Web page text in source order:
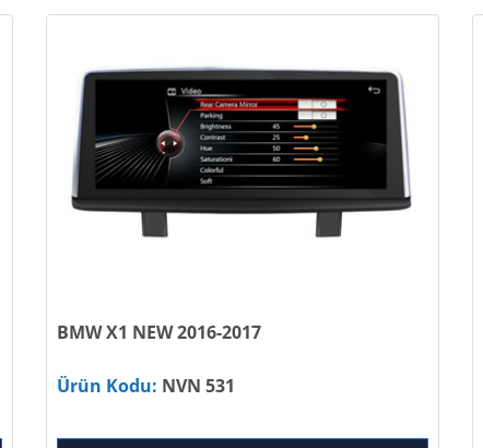
BMW X1 NEW 2016-2017
Ürün Kodu: NVN 531